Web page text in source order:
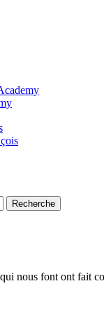
nous font ont fait